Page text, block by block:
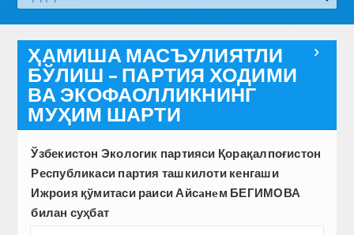
Эко медиа

ҲАМИША МАСЪУЛИЯТЛИ
БЎЛИШ – ПАРТИЯ ХОДИМИ
ВА ЭКОФАОЛЛИКНИНГ
МУҲИМ ШАРТИ
Ўзбекистон Экологик партияси Қорақалпоғистон
Республикаси партия ташкилоти кенгаши
Ижроия қўмитаси раиси Айсaнeм БЕГИМОВА
билан суҳбат